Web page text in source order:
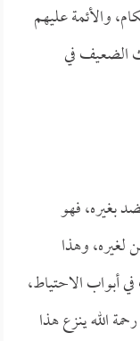
والأئمة عليهم
الضعيف في
بغيره، فهو
وهذا
أبواب الاحتياط،
الله ينزع هذا